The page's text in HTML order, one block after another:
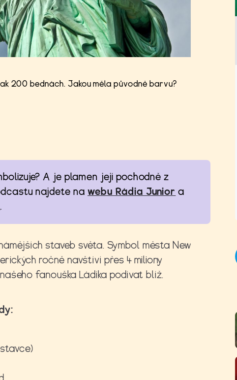
200 bednách. Jakou měla původně barvu?
A je plamen její pochodně z
najdete na webu Rádia Junior a
.
staveb světa. Symbol města New
ročně navštíví přes 4 miliony
fanouška Ládíka podívat blíž.